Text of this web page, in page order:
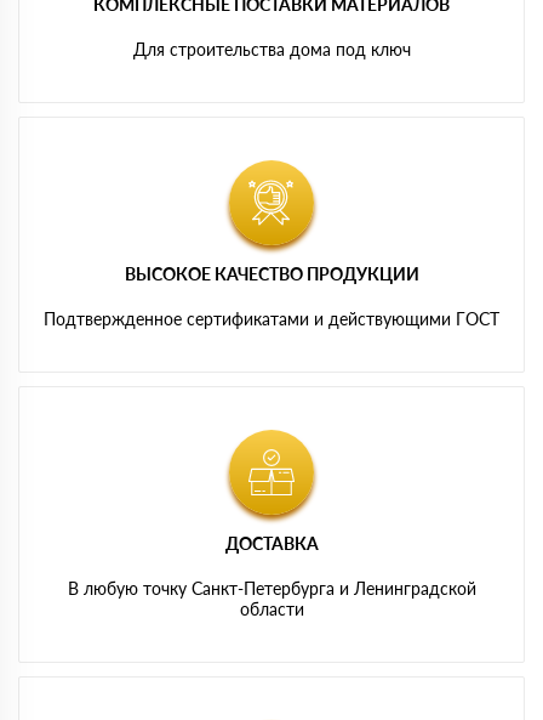
Для строительства дома под ключ
ВЫСОКОЕ КАЧЕСТВО ПРОДУКЦИИ
Подтвержденное сертификатами и действующими ГОСТ
ДОСТАВКА
В любую точку Санкт-Петербурга и Ленинградской
области